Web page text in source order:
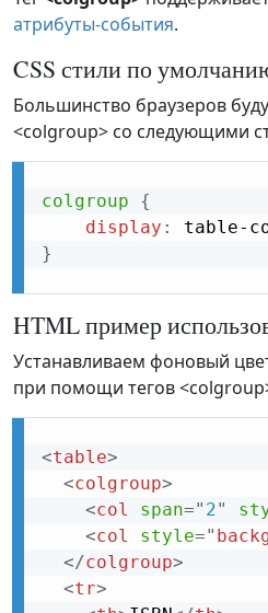
атрибуты-события.
CSS стили по
Большинство браузеров
<colgroup> со следующими
colgroup
{
display : table-
}
HTML пример
Устанавливаем фоновый
при помощи тегов
<table>
<colgroup>
<col span=" 2"
<col style="
</colgroup>
<tr>